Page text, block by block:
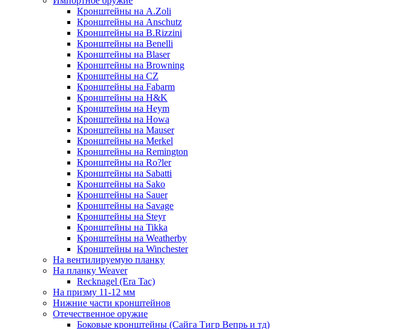
Кронштейны на A.Zoli
Кронштейны на Anschutz
Кронштейны на B.Rizzini
Кронштейны на Benelli
Кронштейны на Blaser
Кронштейны на Browning
Кронштейны на CZ
Кронштейны на Fabarm
Кронштейны на H&K
Кронштейны на Heym
Кронштейны на Howa
Кронштейны на Mauser
Кронштейны на Merkel
Кронштейны на Remington
Кронштейны на Ro?ler
Кронштейны на Sabatti
Кронштейны на Sako
Кронштейны на Sauer
Кронштейны на Savage
Кронштейны на Steyr
Кронштейны на Tikka
Кронштейны на Weatherby
Кронштейны на Winchester
На вентилируемую планку
На планку Weaver
Recknagel (Era Tac)
На призму 11-12 мм
Нижние части кронштейнов
Отечественное оружие
Боковые кронштейны (Сайга Тигр Вепрь и тд)